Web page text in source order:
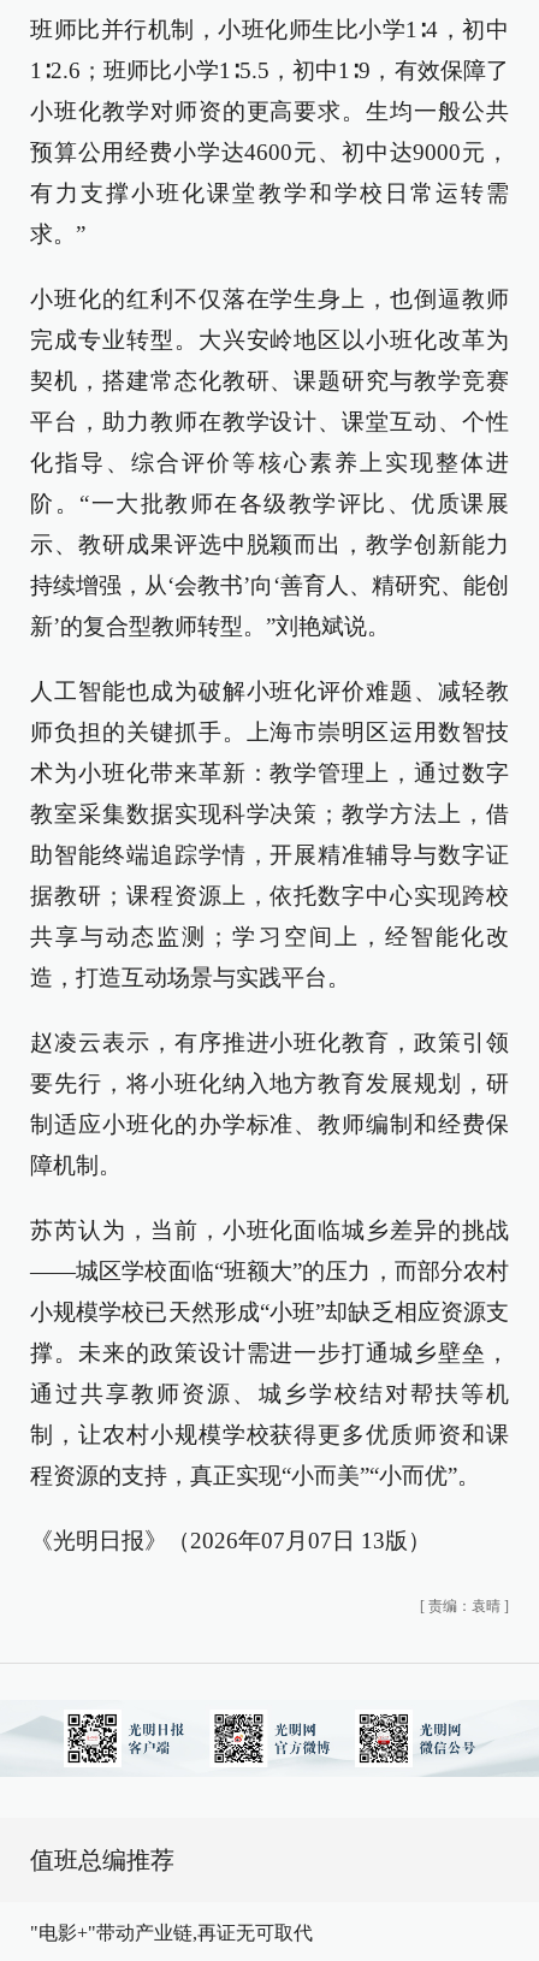
班师比并行机制，小班化师生比小学1∶4，初中
1∶2.6；班师比小学1∶5.5，初中1∶9，有效保障了
小班化教学对师资的更高要求。生均一般公共
预算公用经费小学达4600元、初中达9000元，
有力支撑小班化课堂教学和学校日常运转需
求。”
小班化的红利不仅落在学生身上，也倒逼教师
完成专业转型。大兴安岭地区以小班化改革为
契机，搭建常态化教研、课题研究与教学竞赛
平台，助力教师在教学设计、课堂互动、个性
化指导、综合评价等核心素养上实现整体进
阶。“一大批教师在各级教学评比、优质课展
示、教研成果评选中脱颖而出，教学创新能力
持续增强，从‘会教书’向‘善育人、精研究、能创
新’的复合型教师转型。”刘艳斌说。
人工智能也成为破解小班化评价难题、减轻教
师负担的关键抓手。上海市崇明区运用数智技
术为小班化带来革新：教学管理上，通过数字
教室采集数据实现科学决策；教学方法上，借
助智能终端追踪学情，开展精准辅导与数字证
据教研；课程资源上，依托数字中心实现跨校
共享与动态监测；学习空间上，经智能化改
造，打造互动场景与实践平台。
赵凌云表示，有序推进小班化教育，政策引领
要先行，将小班化纳入地方教育发展规划，研
制适应小班化的办学标准、教师编制和经费保
障机制。
苏芮认为，当前，小班化面临城乡差异的挑战
——城区学校面临“班额大”的压力，而部分农村
小规模学校已天然形成“小班”却缺乏相应资源支
撑。未来的政策设计需进一步打通城乡壁垒，
通过共享教师资源、城乡学校结对帮扶等机
制，让农村小规模学校获得更多优质师资和课
程资源的支持，真正实现“小而美”“小而优”。
《光明日报》（2026年07月07日 13版）
[ 责编：袁晴 ]
值班总编推荐
"电影+"带动产业链,再证无可取代